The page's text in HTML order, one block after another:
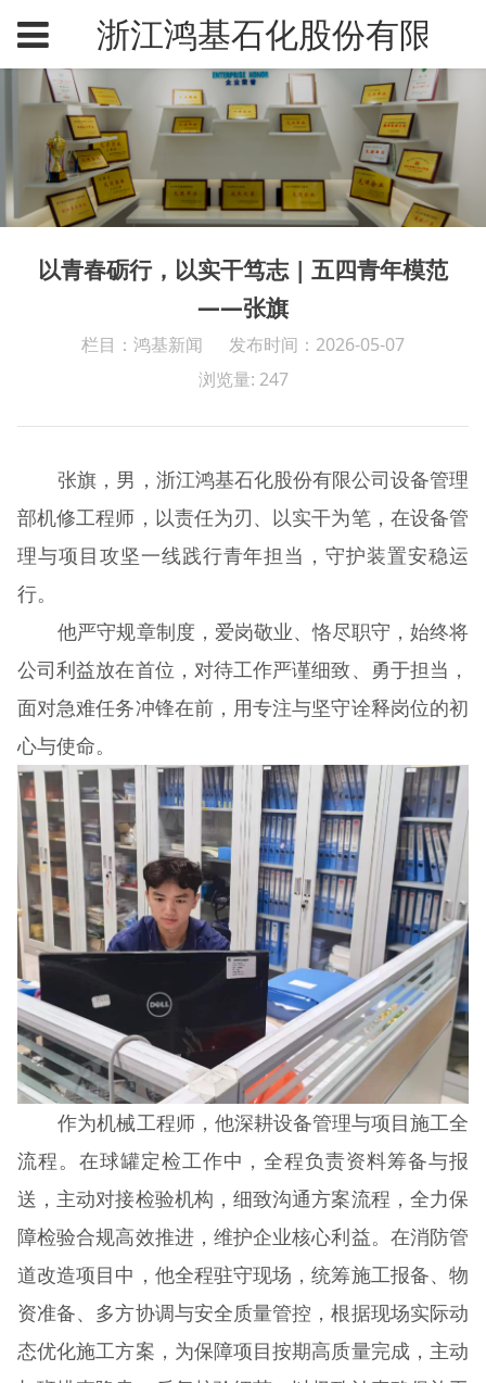
浙江鸿基石化股份有限公
以青春砺行，以实干笃志 | 五四青年模范
——张旗
栏目：鸿基新闻
发布时间：2026-05-07
浏览量: 247
张旗，男，浙江鸿基石化股份有限公司设备管理
部机修工程师，以责任为刃、以实干为笔，在设备管
理与项目攻坚一线践行青年担当，守护装置安稳运
行。
他严守规章制度，爱岗敬业、恪尽职守，始终将
公司利益放在首位，对待工作严谨细致、勇于担当，
面对急难任务冲锋在前，用专注与坚守诠释岗位的初
心与使命。
作为机械工程师，他深耕设备管理与项目施工全
流程。在球罐定检工作中，全程负责资料筹备与报
送，主动对接检验机构，细致沟通方案流程，全力保
障检验合规高效推进，维护企业核心利益。在消防管
道改造项目中，他全程驻守现场，统筹施工报备、物
资准备、多方协调与安全质量管控，根据现场实际动
态优化施工方案，为保障项目按期高质量完成，主动